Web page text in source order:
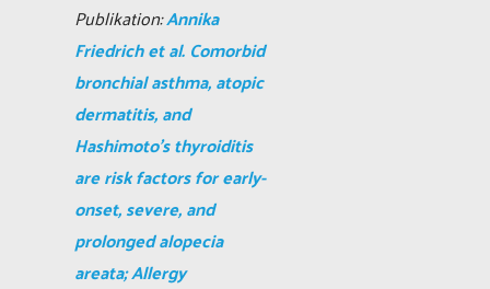
Publikation:Annika
Friedrich et al. Comorbid
bronchial asthma, atopic
dermatitis, and
Hashimoto’s thyroiditis
are risk factors for early-
onset, severe, and
prolonged alopecia
areata; Allergy